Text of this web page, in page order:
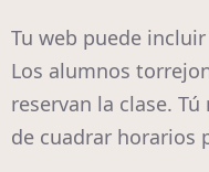
Tu web puede
Los alumnos
reservan la clase.
de cuadrar horarios